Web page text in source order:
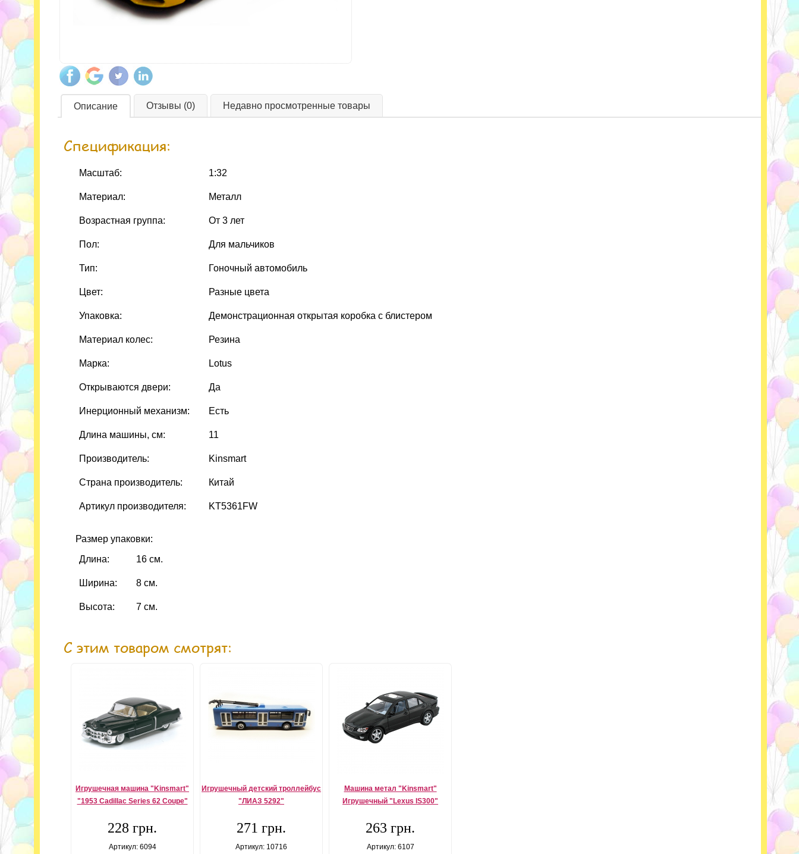
Описание Отзывы (0) Недавно просмотренные товары
Спецификация:
Масштаб: 1:32
Материал: Металл
Возрастная группа: От 3 лет
Пол: Для мальчиков
Тип: Гоночный автомобиль
Цвет: Разные цвета
Упаковка: Демонстрационная открытая коробка с блистером
Материал колес: Резина
Марка: Lotus
Открываются двери: Да
Инерционный механизм: Есть
Длина машины, см: 11
Производитель: Kinsmart
Страна производитель: Китай
Артикул производителя: KT5361FW
Размер упаковки:
Длина:
16 см.
Ширина: 8 см.
Высота: 7 см.
С этим товаром смотрят:
Игрушечная машина "Kinsmart"
"1953 Cadillac Series 62 Coupe"
228 грн.
Артикул: 6094
Игрушечный детский троллейбус
"ЛИАЗ 5292"
271 грн.
Артикул: 10716
Машина метал "Kinsmart"
Игрушечный "Lexus IS300"
263 грн.
Артикул: 6107